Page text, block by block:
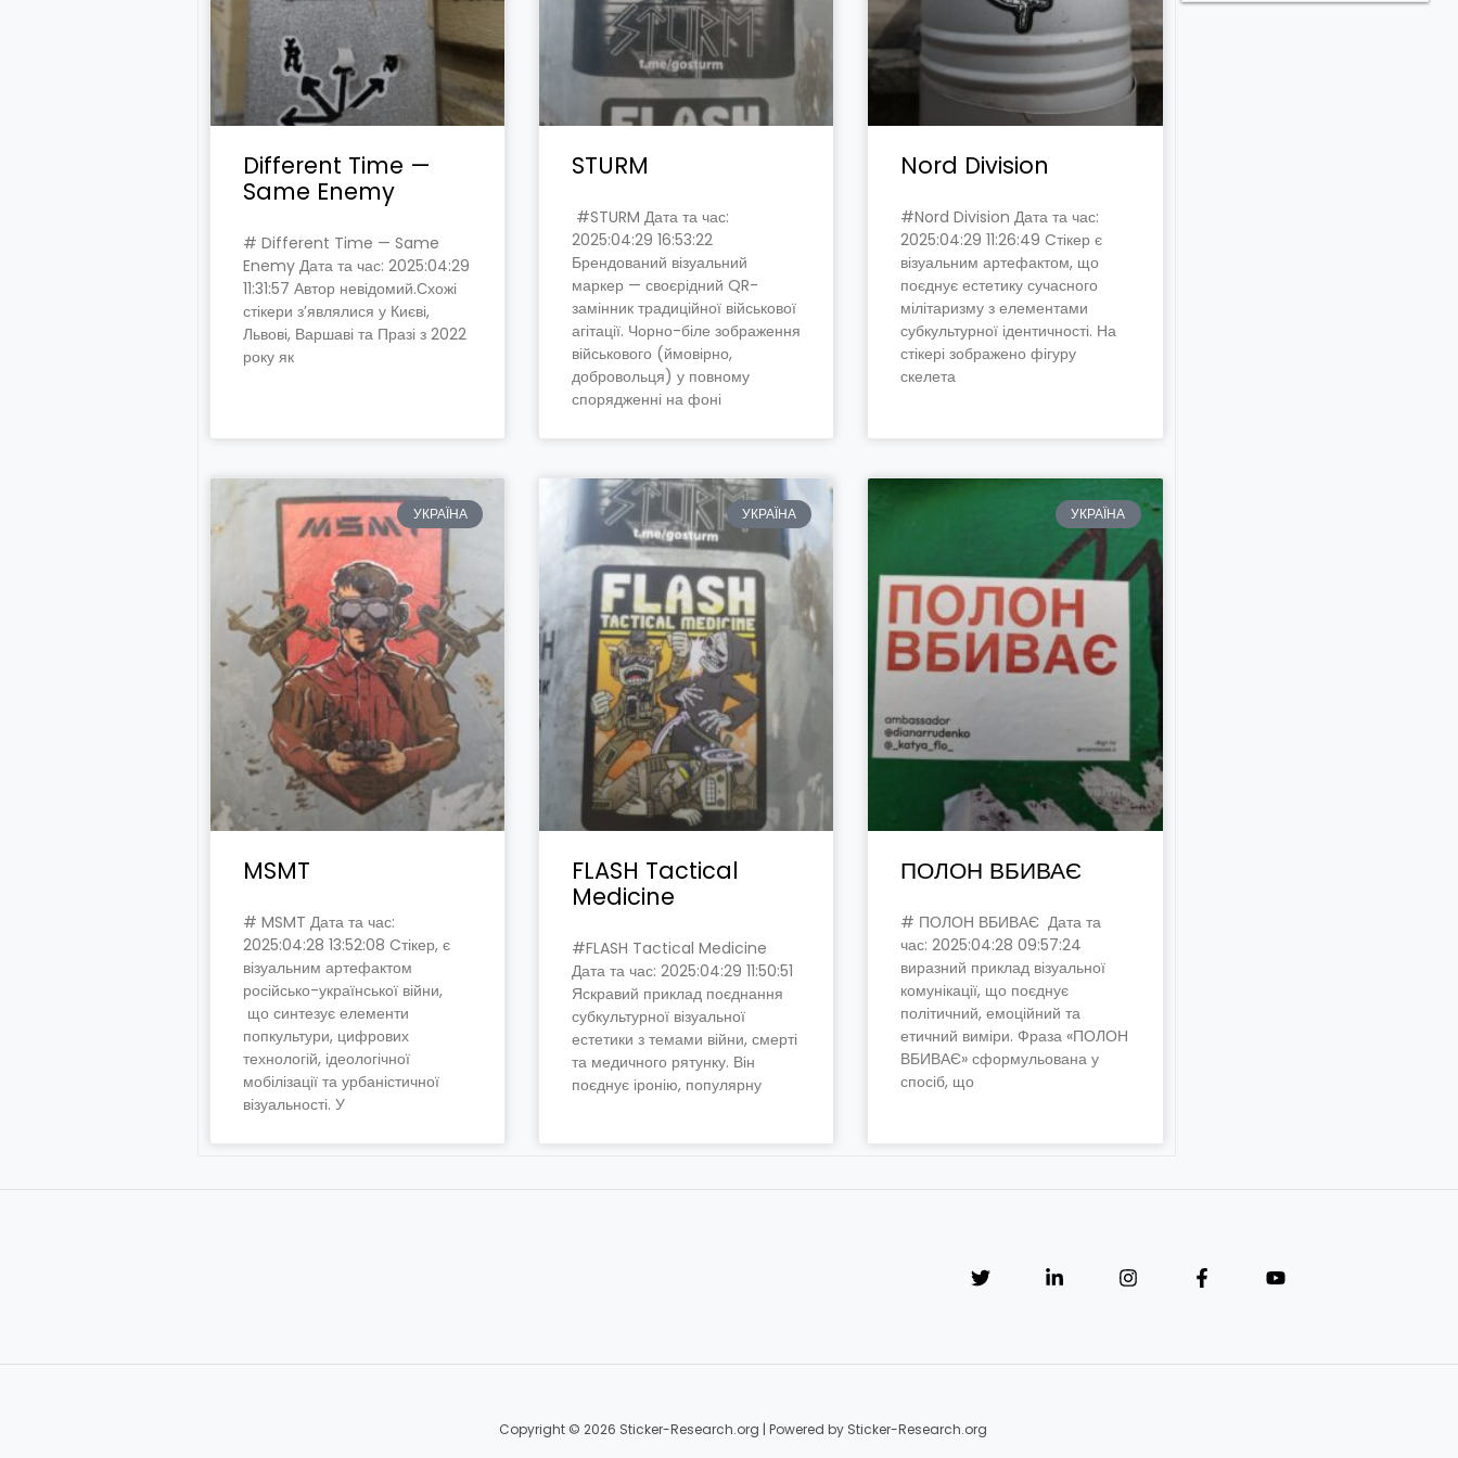
Different Time —
Same Enemy
# Different Time — Same
Enemy Дата та час: 2025:04:29
11:31:57 Автор невідомий.Схожі
стікери з’являлися у Києві,
Львові, Варшаві та Празі з 2022
року як
STURM
#STURM Дата та час:
2025:04:29 16:53:22
Брендований візуальний
маркер — своєрідний QR-
замінник традиційної військової
агітації. Чорно-біле зображення
військового (ймовірно,
добровольця) у повному
спорядженні на фоні
Nord Division
#Nord Division Дата та час:
2025:04:29 11:26:49 Cтікер є
візуальним артефактом, що
поєднує естетику сучасного
мілітаризму з елементами
субкультурної ідентичності. На
стікері зображено фігуру
скелета
УКРАЇНА
MSMT
# MSMT Дата та час:
2025:04:28 13:52:08 Cтікер, є
візуальним артефактом
російсько-української війни,
що синтезує елементи
попкультури, цифрових
технологій, ідеологічної
мобілізації та урбаністичної
візуальності. У
УКРАЇНА
FLASH Tactical
Medicine
#FLASH Tactical Medicine
Дата та час: 2025:04:29 11:50:51
Яскравий приклад поєднання
субкультурної візуальної
естетики з темами війни, смерті
та медичного рятунку. Він
поєднує іронію, популярну
УКРАЇНА
ПОЛОН ВБИВАЄ
# ПОЛОН ВБИВАЄ Дата та
час: 2025:04:28 09:57:24
виразний приклад візуальної
комунікації, що поєднує
політичний, емоційний та
етичний виміри. Фраза «ПОЛОН
ВБИВАЄ» сформульована у
спосіб, що
Copyright © 2026 Sticker-Research.org | Powered by Sticker-Research.org